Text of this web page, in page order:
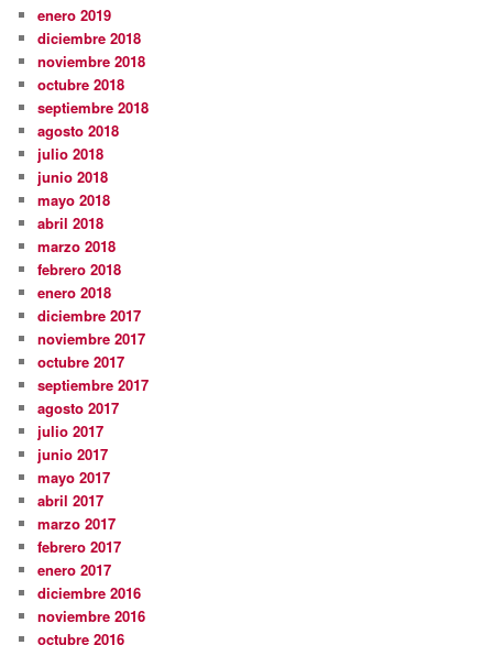
enero 2019
diciembre 2018
noviembre 2018
octubre 2018
septiembre 2018
agosto 2018
julio 2018
junio 2018
mayo 2018
abril 2018
marzo 2018
febrero 2018
enero 2018
diciembre 2017
noviembre 2017
octubre 2017
septiembre 2017
agosto 2017
julio 2017
junio 2017
mayo 2017
abril 2017
marzo 2017
febrero 2017
enero 2017
diciembre 2016
noviembre 2016
octubre 2016